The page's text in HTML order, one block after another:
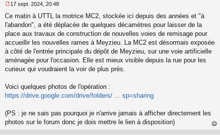
e
s
s
g
e
n
o
u
17 sept. 2024, 20:48
Ce matin à UTTL la motrice MC2, stockée ici depuis des années et "à
l'abandon", a été déplacée de quelques décamètres pour laisser de la
place aux travaux de construction de nouvelles voies de remisage pour
accueillir les nouvelles rames à Meyzieu. La MC2 est désormais exposée
à côté de l'entrée principale du dépôt de Meyzieu, sur une voie artificielle
aménagée pour l'occasion. Elle est mieux visible depuis la rue pour les
curieux qui voudraient la voir de plus près.
Voici quelques photos de l'opération :
https://drive.google.com/drive/folders/ ... sp=sharing
(PS : je ne sais pas pourquoi je n'arrive jamais à afficher directement les
photos sur le forum donc je dois mettre le lien à disposition)
au